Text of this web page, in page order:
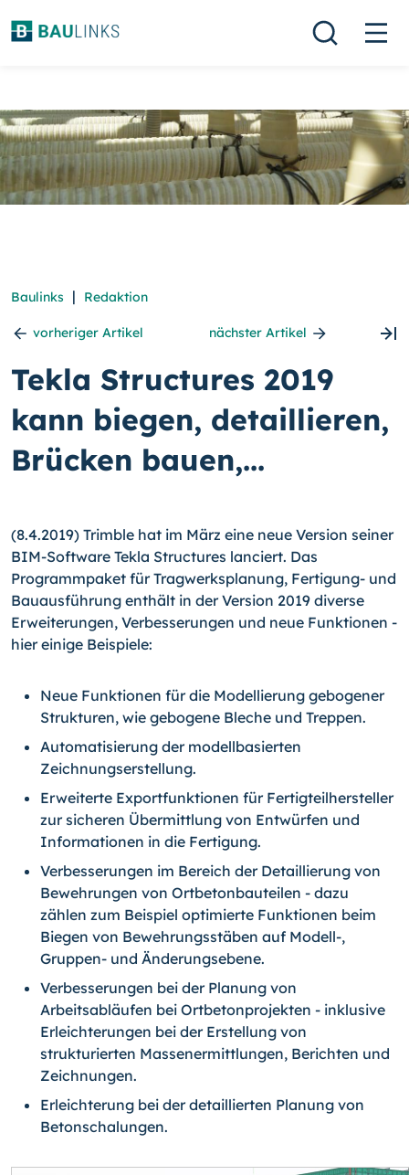
Baulinks | Redaktion
vorheriger Artikel nächster Artikel
Tekla Structures 2019
kann biegen, detaillieren,
Brücken bauen,...
(8.4.2019) Trimble hat im März eine neue Version seiner
BIM-Software Tekla Structures lanciert. Das
Programmpaket für Tragwerksplanung, Fertigung- und
Bauausführung enthält in der Version 2019 diverse
Erweiterungen, Verbesserungen und neue Funktionen -
hier einige Beispiele:
Neue Funktionen für die Modellierung gebogener
Strukturen, wie gebogene Bleche und Treppen.
Automatisierung der modellbasierten
Zeichnungserstellung.
Erweiterte Exportfunktionen für Fertigteilhersteller
zur sicheren Übermittlung von Entwürfen und
Informationen in die Fertigung.
Verbesserungen im Bereich der Detaillierung von
Bewehrungen von Ortbetonbauteilen - dazu
zählen zum Beispiel optimierte Funktionen beim
Biegen von Bewehrungsstäben auf Modell-,
Gruppen- und Änderungsebene.
Verbesserungen bei der Planung von
Arbeitsabläufen bei Ortbetonprojekten - inklusive
Erleichterungen bei der Erstellung von
strukturierten Massenermittlungen, Berichten und
Zeichnungen.
Erleichterung bei der detaillierten Planung von
Betonschalungen.